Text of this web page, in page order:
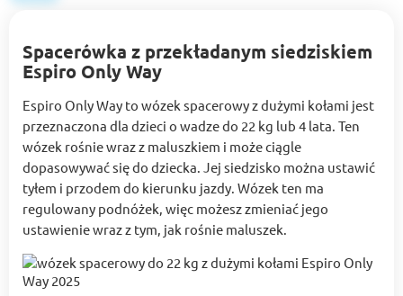
Spacerówka z przekładanym siedziskiem
Espiro Only Way
Espiro Only Way to wózek spacerowy z dużymi kołami jest
przeznaczona dla dzieci o wadze do 22 kg lub 4 lata. Ten
wózek rośnie wraz z maluszkiem i może ciągle
dopasowywać się do dziecka. Jej siedzisko można ustawić
tyłem i przodem do kierunku jazdy. Wózek ten ma
regulowany podnóżek, więc możesz zmieniać jego
ustawienie wraz z tym, jak rośnie maluszek.